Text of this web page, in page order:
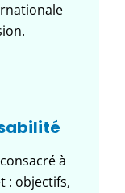
à
: objectifs,